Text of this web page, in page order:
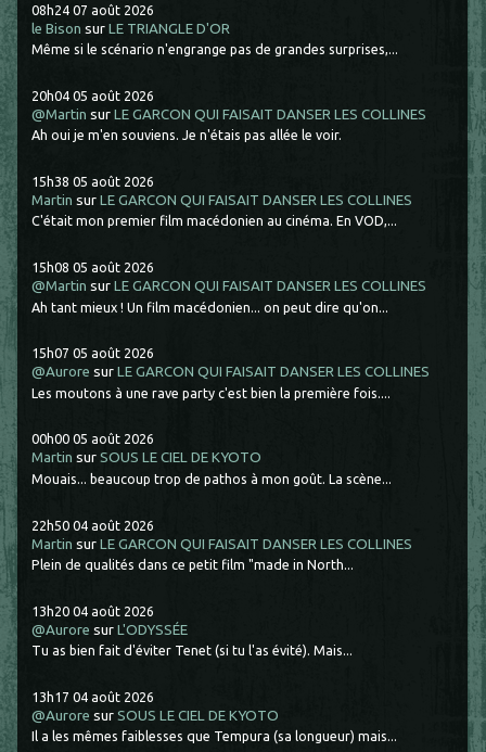
08h24 07 août 2026
le Bison surLE TRIANGLE D'OR
Même si le scénario n'engrange pas de grandes surprises,...
20h04 05 août 2026
@Martin surLE GARCON QUI FAISAIT DANSER LES COLLINES
Ah oui je m'en souviens. Je n'étais pas allée le voir.
15h38 05 août 2026
Martin surLE GARCON QUI FAISAIT DANSER LES COLLINES
C'était mon premier film macédonien au cinéma. En VOD,...
15h08 05 août 2026
@Martin surLE GARCON QUI FAISAIT DANSER LES COLLINES
Ah tant mieux ! Un film macédonien... on peut dire qu'on...
15h07 05 août 2026
@Aurore surLE GARCON QUI FAISAIT DANSER LES COLLINES
Les moutons à une rave party c'est bien la première fois....
00h00 05 août 2026
Martin surSOUS LE CIEL DE KYOTO
Mouais... beaucoup trop de pathos à mon goût. La scène...
22h50 04 août 2026
Martin surLE GARCON QUI FAISAIT DANSER LES COLLINES
Plein de qualités dans ce petit film "made in North...
13h20 04 août 2026
@Aurore surL'ODYSSÉE
Tu as bien fait d'éviter Tenet (si tu l'as évité). Mais...
13h17 04 août 2026
@Aurore surSOUS LE CIEL DE KYOTO
Il a les mêmes faiblesses que Tempura (sa longueur) mais...